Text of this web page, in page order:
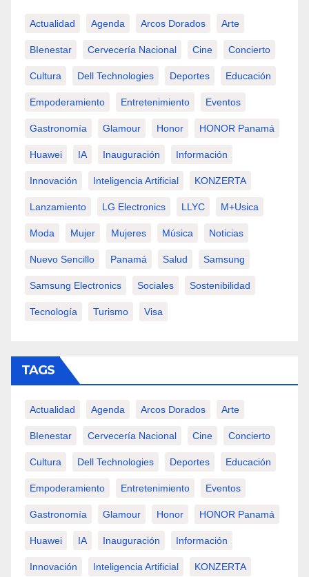
Actualidad Agenda Arcos Dorados Arte
BIenestar Cervecería Nacional Cine Concierto
Cultura Dell Technologies Deportes Educación
Empoderamiento Entretenimiento Eventos
Gastronomía Glamour Honor HONOR Panamá
Huawei IA Inauguración Información
Innovación Inteligencia Artificial KONZERTA
Lanzamiento LG Electronics LLYC M+usica
Moda Mujer Mujeres Música Noticias
Nuevo Sencillo Panamá Salud Samsung
Samsung Electronics Sociales Sostenibilidad
Tecnología Turismo Visa
TAGS
Actualidad Agenda Arcos Dorados Arte
BIenestar Cervecería Nacional Cine Concierto
Cultura Dell Technologies Deportes Educación
Empoderamiento Entretenimiento Eventos
Gastronomía Glamour Honor HONOR Panamá
Huawei IA Inauguración Información
Innovación Inteligencia Artificial KONZERTA